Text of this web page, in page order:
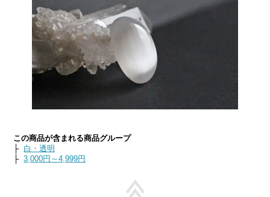
この商品が含まれる商品グループ
├ 白・透明
├3,000円～4,999円